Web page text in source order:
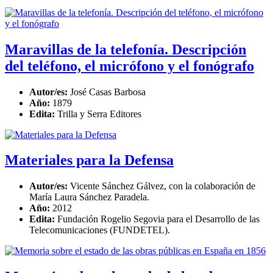
Maravillas de la telefonía. Descripción
del teléfono, el micrófono y el fonógrafo
Autor/es: José Casas Barbosa
Año: 1879
Edita: Trilla y Serra Editores
Materiales para la Defensa
Autor/es: Vicente Sánchez Gálvez, con la colaboración de
María Laura Sánchez Paradela.
Año: 2012
Edita: Fundación Rogelio Segovia para el Desarrollo de las
Telecomunicaciones (FUNDETEL).